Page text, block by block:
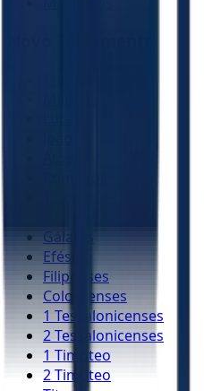
Gálatas
Efésios
Filipenses
Colossenses
1 Tessalonicenses
2 Tessalonicenses
1 Timóteo
2 Timóteo